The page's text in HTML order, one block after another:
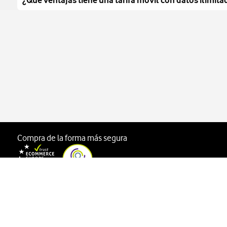
Compra de la forma más segura